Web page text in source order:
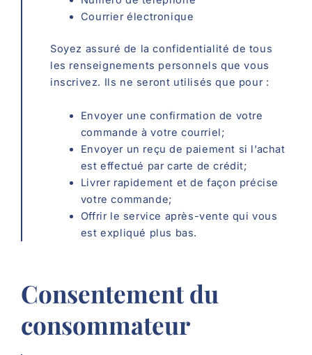
Courrier électronique
Soyez assuré de la confidentialité de tous
les renseignements personnels que vous
inscrivez. Ils ne seront utilisés que pour :
Envoyer une confirmation de votre
commande à votre courriel;
Envoyer un reçu de paiement si l’achat
est effectué par carte de crédit;
Livrer rapidement et de façon précise
votre commande;
Offrir le service après-vente qui vous
est expliqué plus bas.
Consentement du
consommateur